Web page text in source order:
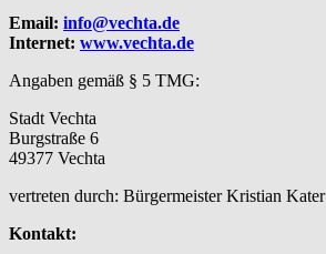
Email: info@vechta.de
Internet: www.vechta.de
Angaben gemäß § 5 TMG:
Stadt Vechta
Burgstraße 6
49377 Vechta
vertreten durch: Bürgermeister Kristian Kater
Kontakt: